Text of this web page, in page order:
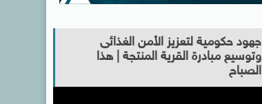
جهود حكومية لتعزيز الأمن الغذائى
وتوسيع مبادرة القرية المنتجة | هذا
الصباح